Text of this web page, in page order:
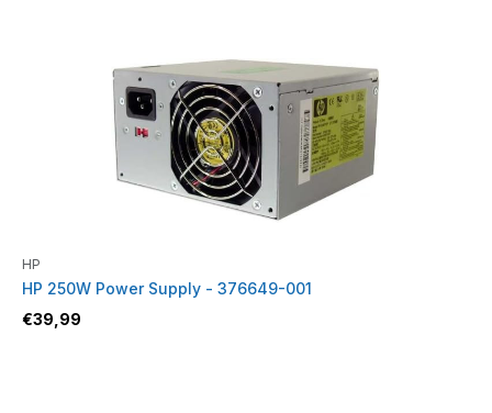
HP
HP 250W Power Supply - 376649-001
€39,99